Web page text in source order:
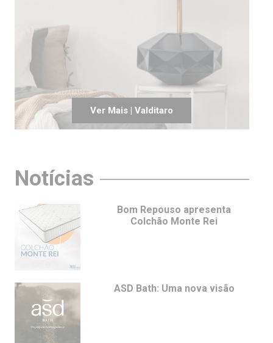
Ver Mais | Valditaro
Notícias
Bom Repouso apresenta
Colchão Monte Rei
ASD Bath: Uma nova visão